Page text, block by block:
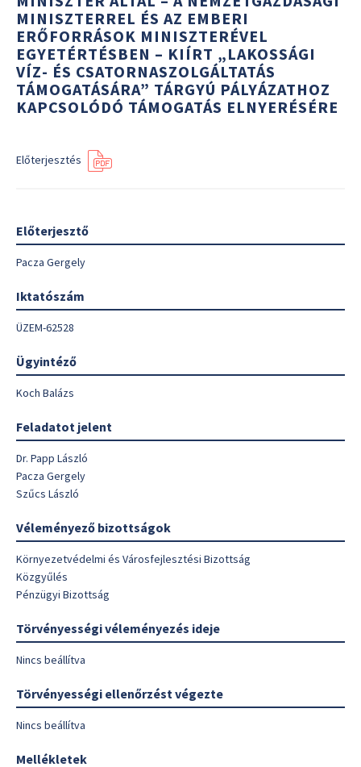
MINISZTERREL ÉS AZ EMBERI
ERŐFORRÁSOK MINISZTERÉVEL
EGYETÉRTÉSBEN – KIÍRT „LAKOSSÁGI
VÍZ- ÉS CSATORNASZOLGÁLTATÁS
TÁMOGATÁSÁRA” TÁRGYÚ PÁLYÁZATHOZ
KAPCSOLÓDÓ TÁMOGATÁS ELNYERÉSÉRE
Előterjesztés
Előterjesztő
Pacza Gergely
Iktatószám
ÜZEM-62528
Ügyintéző
Koch Balázs
Feladatot jelent
Dr. Papp László
Pacza Gergely
Szűcs László
Véleményező bizottságok
Környezetvédelmi és Városfejlesztési Bizottság
Közgyűlés
Pénzügyi Bizottság
Törvényességi véleményezés ideje
Nincs beállítva
Törvényességi ellenőrzést végezte
Nincs beállítva
Mellékletek